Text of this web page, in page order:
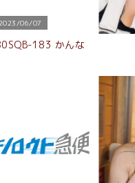
06/07
183 かんな